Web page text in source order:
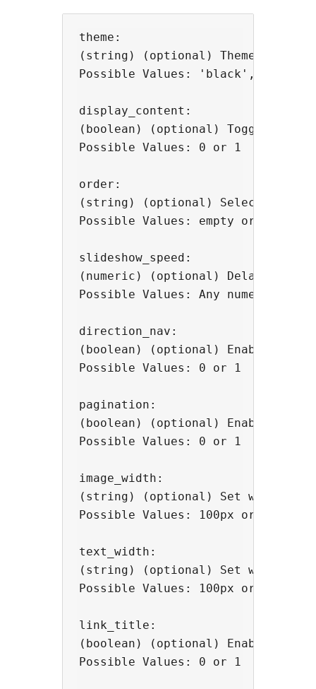
theme:
(string) (optional) Theme of the
Possible Values: 'black', 'blue'
display_content:
(boolean) (optional) Toggle
Possible Values: 0 or 1
order:
(string) (optional) Select order
Possible Values: empty or
slideshow_speed:
(numeric) (optional) Delay in
Possible Values: Any numeric
direction_nav:
(boolean) (optional) Enable or
Possible Values: 0 or 1
pagination:
(boolean) (optional) Enable or
Possible Values: 0 or 1
image_width:
(string) (optional) Set width of
Possible Values: 100px or 100% or
text_width:
(string) (optional) Set width of
Possible Values: 100px or 20% etc
link_title:
(boolean) (optional) Enable or
Possible Values: 0 or 1